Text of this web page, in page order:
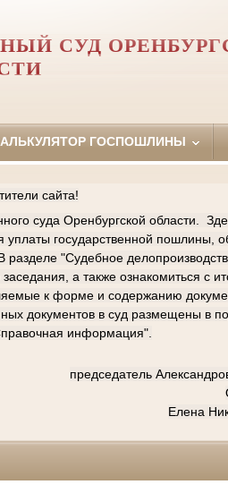
СУД
ГОСПОШЛИНЫ
сайта!
суда Оренбургской области.
государственной пошлины,
разделе "Судебное
а также ознакомиться с
к форме и содержанию
документов в суд размещены в
информация".
председатель
Елена